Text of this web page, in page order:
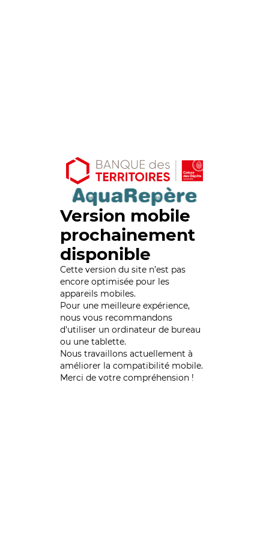
Version mobile
prochainement
disponible
Cette version du site n’est pas
encore optimisée pour les
appareils mobiles.
Pour une meilleure expérience,
nous vous recommandons
d'utiliser un ordinateur de bureau
ou une tablette.
Nous travaillons actuellement à
améliorer la compatibilité mobile.
Merci de votre compréhension !